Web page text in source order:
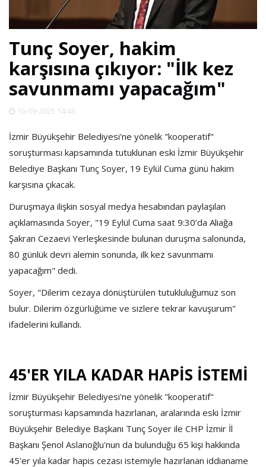
DÜNYA
VİDEO
YAZARLAR
RESMİ
REKLAMLAR
Tunç Soyer, hakim
karşısına çıkıyor: "İlk kez
savunmamı yapacağım"
16-09-2025 14:43
İzmir Büyükşehir Belediyesi'ne yönelik "kooperatif"
soruşturması kapsamında tutuklunan eski İzmir Büyükşehir
Belediye Başkanı Tunç Soyer, 19 Eylül Cuma günü hakim
karşısına çıkacak.
Duruşmaya ilişkin sosyal medya hesabından paylaşılan
açıklamasında Soyer, "19 Eylül Cuma saat 9:30’da Aliağa
Şakran Cezaevi Yerleşkesinde bulunan duruşma salonunda,
80 günlük devri alemin sonunda, ilk kez savunmamı
yapacağım" dedi.
Soyer, "Dilerim cezaya dönüştürülen tutukluluğumuz son
bulur. Dilerim özgürlüğüme ve sizlere tekrar kavuşurum"
ifadelerini kullandı.
45'ER YILA KADAR HAPİS İSTEMİ
İzmir Büyükşehir Belediyesi'ne yönelik "kooperatif"
soruşturması kapsamında hazırlanan, aralarında eski İzmir
Büyükşehir Belediye Başkanı Tunç Soyer ile CHP İzmir İl
Başkanı Şenol Aslanoğlu'nun da bulunduğu 65 kişi hakkında
45'er yıla kadar hapis cezası istemiyle hazırlanan iddianame